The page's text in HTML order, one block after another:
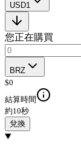
USD1
您正在購買
BRZ
$0
結算時間
約10秒
兌換